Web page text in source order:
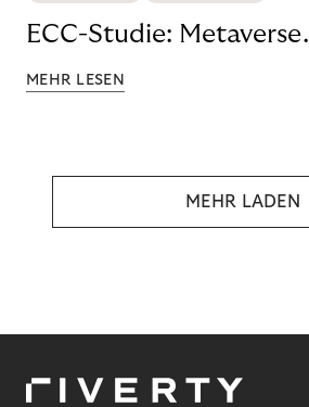
ECC-Studie: Metaverse.
MEHR LESEN
MEHR LADEN